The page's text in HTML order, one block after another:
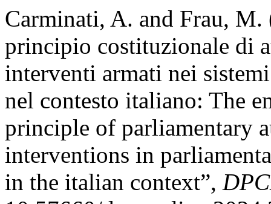
Carminati, A. and Frau, M.
principio costituzionale di
interventi armati nei
nel contesto italiano: The
principle of parliamentary
interventions in
in the italian context”,